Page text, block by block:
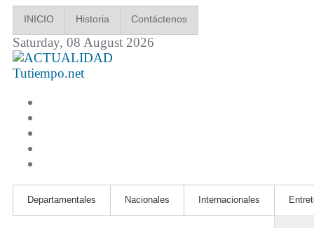
INICIO Historia Contáctenos
Saturday, 08 August 2026
Tutiempo.net
Departamentales Nacionales Internacionales